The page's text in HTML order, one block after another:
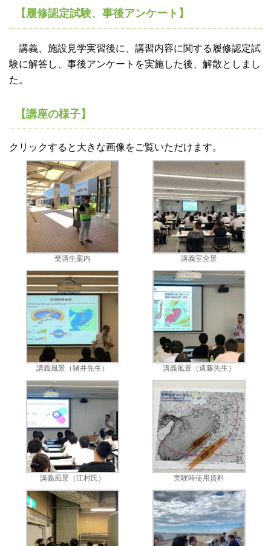
【履修認定試験、事後アンケート】
講義、施設見学実習後に、講習内容に関する履修認定試
験に解答し、事後アンケートを実施した後、解散としまし
た。
【講座の様子】
クリックすると大きな画像をご覧いただけます。
受講生案内 講義室全景
講義風景（猪井先生） 講義風景（遠藤先生）
講義風景（江村氏） 実験時使用資料